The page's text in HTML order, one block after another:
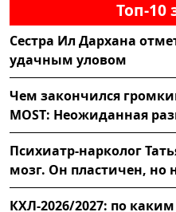
Топ-10
Сестра Ил Дархана
удачным уловом
Чем закончился
MOST: Неожиданная
Психиатр-нарколог
мозг. Он пластичен, но
КХЛ-2026/2027: по